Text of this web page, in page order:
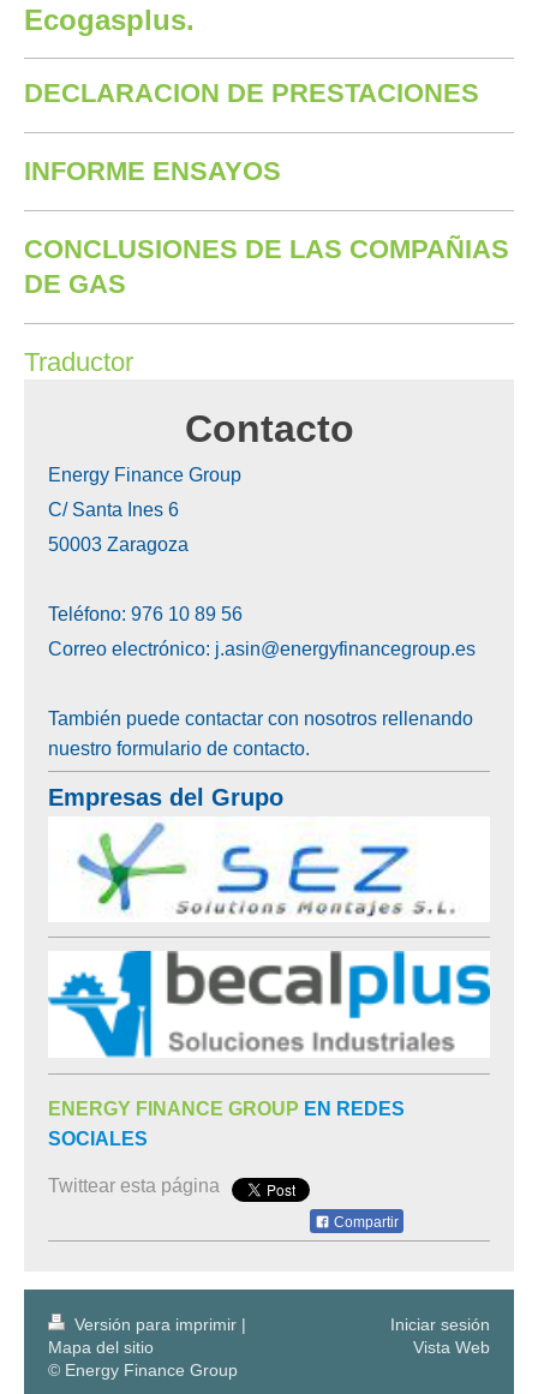
Ecogasplus.
DECLARACION DE PRESTACIONES
INFORME ENSAYOS
CONCLUSIONES DE LAS COMPAÑIAS
DE GAS
Traductor
Contacto
Energy Finance Group
C/ Santa Ines 6
50003 Zaragoza
Teléfono: 976 10 89 56
Correo electrónico: j.asin@energyfinancegroup.es
También puede contactar con nosotros rellenando
nuestro formulario de contacto.
Empresas del Grupo
ENERGY FINANCE GROUP EN REDES
SOCIALES
Twittear esta página
Compartir
Versión para imprimir |
Mapa del sitio
© Energy Finance Group
Iniciar sesión
Vista Web